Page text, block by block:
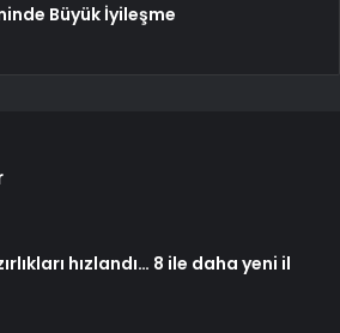
Büyük İyileşme
hızlandı… 8 ile daha yeni il